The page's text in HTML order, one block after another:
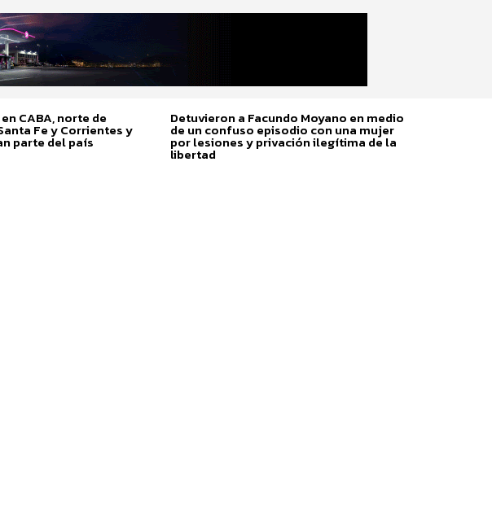
CABA, norte de
Fe y Corrientes y
parte del país
Detuvieron a Facundo Moyano en medio
de un confuso episodio con una mujer
por lesiones y privación ilegítima de la
libertad